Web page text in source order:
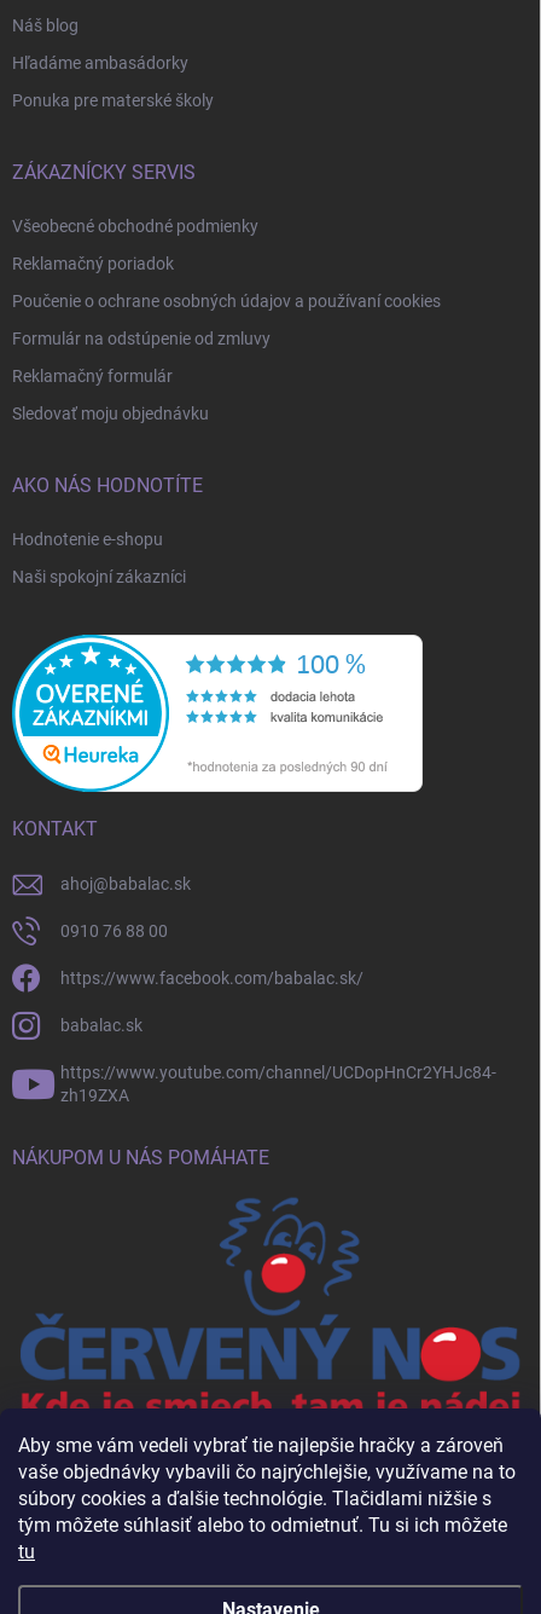
Aby sme vám vedeli vybrať tie najlepšie hračky a zároveň
vaše objednávky vybavili čo najrýchlejšie, využívame na to
súbory cookies a ďalšie technológie. Tlačidlami nižšie s
tým môžete súhlasiť alebo to odmietnuť. Tu si ich môžete
tu
Náš blog
Hľadáme ambasádorky
Ponuka pre materské školy
ZÁKAZNÍCKY SERVIS
Všeobecné obchodné podmienky
Reklamačný poriadok
Poučenie o ochrane osobných údajov a používaní cookies
Formulár na odstúpenie od zmluvy
Reklamačný formulár
Sledovať moju objednávku
AKO NÁS HODNOTÍTE
Hodnotenie e-shopu
Naši spokojní zákazníci
KONTAKT
ahoj@babalac.sk
0910 76 88 00
https://www.facebook.com/babalac.sk/
babalac.sk
https://www.youtube.com/channel/UCDopHnCr2YHJc84-
zh19ZXA
NÁKUPOM U NÁS POMÁHATE